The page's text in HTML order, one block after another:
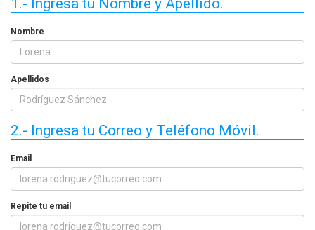
Nombre
Apellidos
2.- Ingresa tu Correo y Teléfono Móvil.
Email
Repite tu email